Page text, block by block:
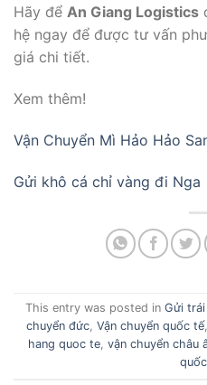
Hãy để An Giang Logistics
hệ ngay để được tư vấn
giá chi tiết.
Xem thêm!
Vận Chuyển Mì Hảo Hảo
Gửi khô cá chỉ vàng đi Nga
This entry was posted in Gửi trái
chuyển đức, Vận chuyển quốc tế,
hang quoc te, vận chuyển châu